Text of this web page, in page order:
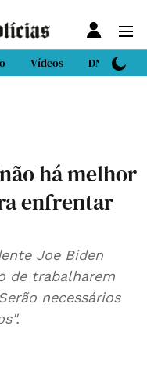
Vídeos DN Sport
há melhor
enfrentar
Joe Biden
de trabalharem
necessários